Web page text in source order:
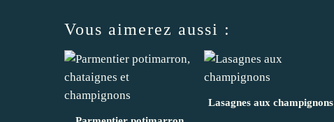
Vous aimerez aussi :
Lasagnes aux champignons